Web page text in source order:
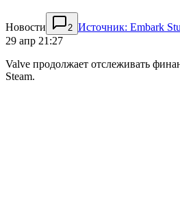
Новости 2 Источник: Embark
29 апр 21:27
Valve продолжает отслеживать
Steam.